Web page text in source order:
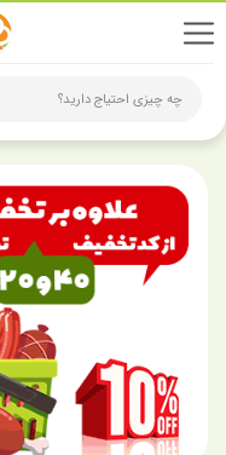
چه چیزی احتیاج دارید؟